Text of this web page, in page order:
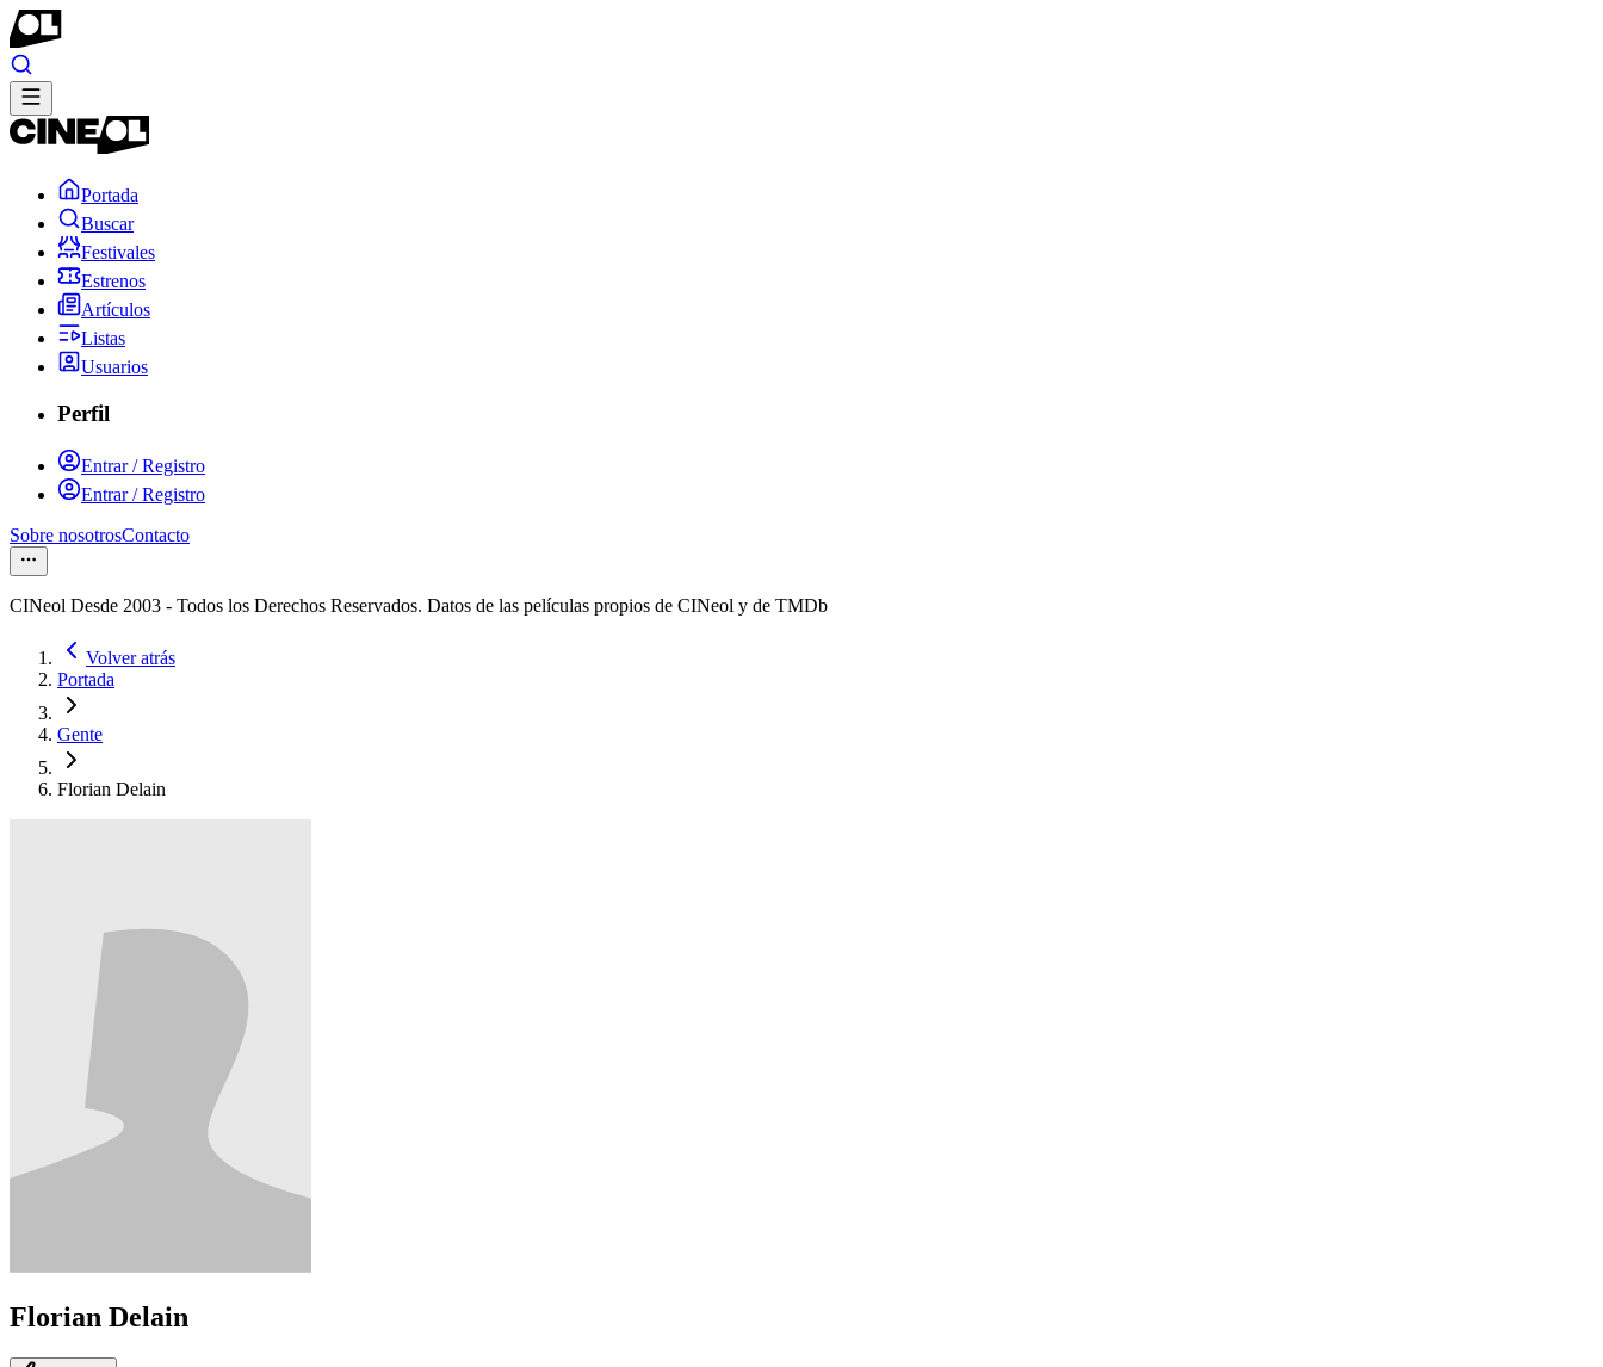
Portada
Buscar
Festivales
Estrenos
Artículos
Listas
Usuarios
Perfil
Entrar / Registro
Entrar / Registro
Sobre nosotrosContacto
CINeol Desde 2003 - Todos los Derechos Reservados. Datos de las películas propios de CINeol y de TMDb
Volver atrás
Portada
Gente
Florian Delain
Florian Delain